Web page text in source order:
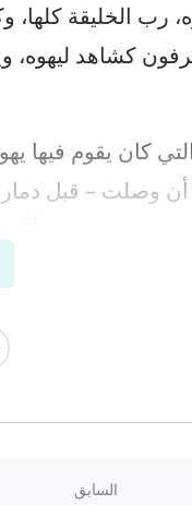
رب الخليقة
كشاهد ليهوه،
كان يقوم فيها
وصلت – قبل
إلى
العديد من الأمور
التي نجت من
السابق